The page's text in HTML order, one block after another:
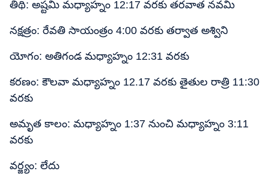
తిథి: అష్టమి మధ్యాహ్నం 12:17 వరకు తరవాత నవమి
నక్షత్రం: రేవతి సాయంత్రం 4:00 వరకు తర్వాత అశ్విని
యోగం: అతిగండ మధ్యాహ్నం 12:31 వరకు
కరణం: కౌలవా మధ్యాహ్నం 12.17 వరకు తైతుల రాత్రి 11:30
వరకు
అమృత కాలం: మధ్యాహ్నం 1:37 నుంచి మధ్యాహ్నం 3:11
వరకు
వర్జ్యం: లేదు